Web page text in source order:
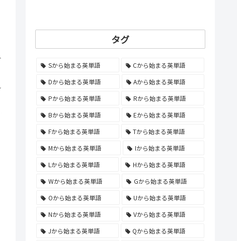
タグ
Sから始まる英単語
Cから始まる英単語
Dから始まる英単語
Aから始まる英単語
Pから始まる英単語
Rから始まる英単語
Bから始まる英単語
Eから始まる英単語
Fから始まる英単語
Tから始まる英単語
Mから始まる英単語
Iから始まる英単語
Lから始まる英単語
Hから始まる英単語
Wから始まる英単語
Gから始まる英単語
Oから始まる英単語
Uから始まる英単語
Nから始まる英単語
Vから始まる英単語
Jから始まる英単語
Qから始まる英単語